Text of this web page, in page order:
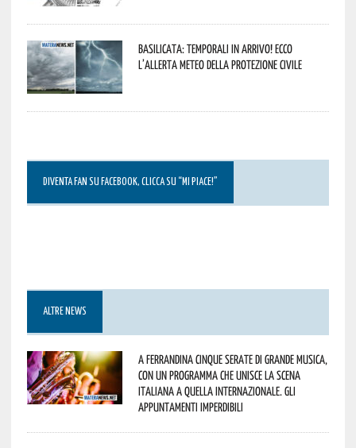
Basilicata: temporali in arrivo! Ecco
l’allerta meteo della Protezione civile
DIVENTA FAN SU FACEBOOK, CLICCA SU “MI PIACE!”
ALTRE NEWS
A Ferrandina cinque serate di grande musica,
con un programma che unisce la scena
italiana a quella internazionale. Gli
appuntamenti imperdibili